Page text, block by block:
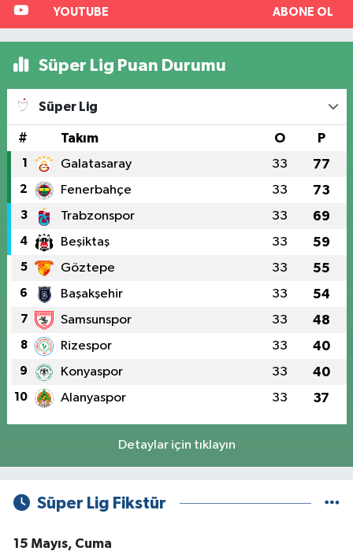
YOUTUBE ABONE OL
Süper Lig Puan Durumu
Süper Lig
# Takım O P
1 Galatasaray 33 77
2 Fenerbahçe 33 73
3 Trabzonspor 33 69
4 Beşiktaş 33 59
5 Göztepe 33 55
6 Başakşehir 33 54
7 Samsunspor 33 48
8 Rizespor 33 40
9 Konyaspor 33 40
10 Alanyaspor 33 37
Detaylar için tıklayın
Süper Lig Fikstür
15 Mayıs, Cuma